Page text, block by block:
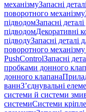
механізмуЗапасні
поворотного механізму
підводомЗапасні
підводомДекоративні
підводуЗапасні деталі
поворотного
PushControlЗапасні
пробками донного
донного клапана
ваннЗ’єднувальні
системи й системи
системиСистеми